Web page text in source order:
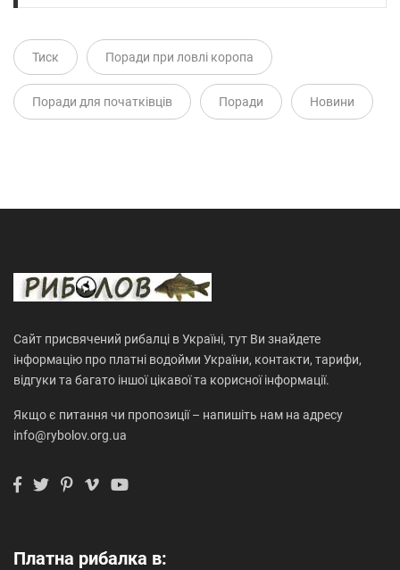
Тиск Поради при ловлі коропа
Поради для початківців Поради Новини
Сайт присвячений рибалці в Україні, тут Ви знайдете
інформацію про платні водойми України, контакти, тарифи,
відгуки та багато іншої цікавої та корисної інформації.
Якщо є питання чи пропозиції – напишіть нам на адресу
info@rybolov.org.ua
Платна рибалка в: